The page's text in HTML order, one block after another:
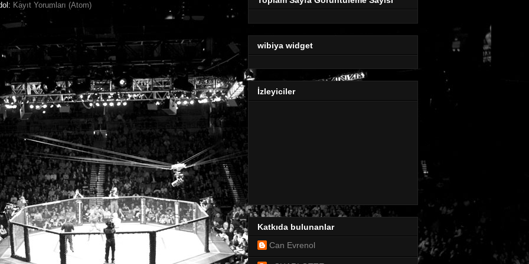
Kayıt Yorumları (Atom)
wibiya widget
İzleyiciler
Katkıda bulunanlar
Can Evrenol